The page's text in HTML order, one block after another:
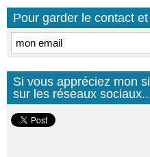
Pour garder le contact
Si vous appréciez mon
sur les réseaux